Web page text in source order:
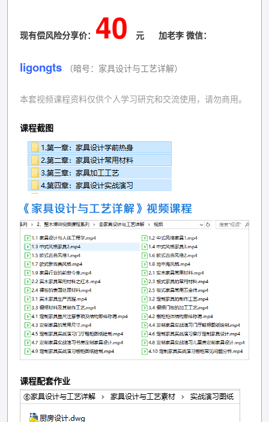
现有偿风险分享价： 40 元 加老李 微信：
ligongts （暗号：家具设计与工艺详解）
本套视频课程资料仅供个人学习研究和交流使用，请勿商用。
课程截图
课程配套作业